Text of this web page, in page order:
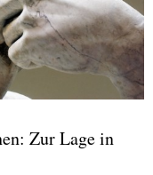
Zur Lage in